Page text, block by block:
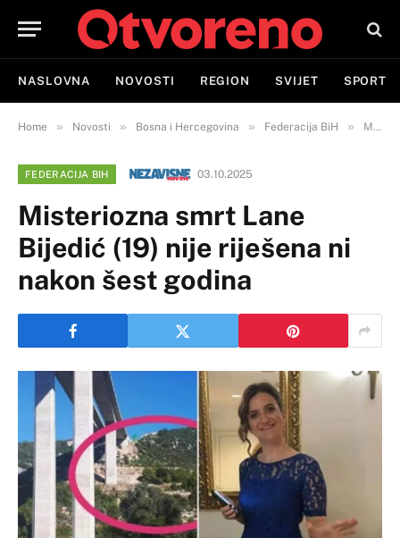
NASLOVNA NOVOSTI REGION SVIJET SPORT
Home » Novosti » Bosna i Hercegovina » Federacija BiH » Misteriozna smrt Lane Bijedić (19) nije riješena ni nakon šest godina
FEDERACIJA BIH 03.10.2025
Misteriozna smrt Lane
Bijedić (19) nije riješena ni
nakon šest godina